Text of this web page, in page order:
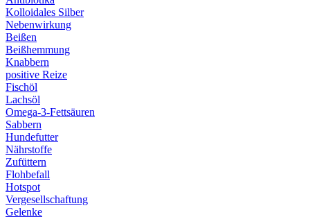
Kolloidales Silber
Nebenwirkung
Beißen
Beißhemmung
Knabbern
positive Reize
Fischöl
Lachsöl
Omega-3-Fettsäuren
Sabbern
Hundefutter
Nährstoffe
Zufüttern
Flohbefall
Hotspot
Vergesellschaftung
Gelenke